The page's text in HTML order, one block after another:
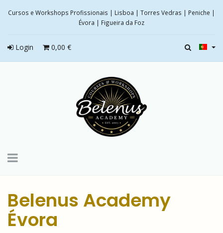
Cursos e Workshops Profissionais | Lisboa | Torres Vedras | Peniche |
Évora | Figueira da Foz
Login 0,00 €
Toggle
Belenus Academy
Évora